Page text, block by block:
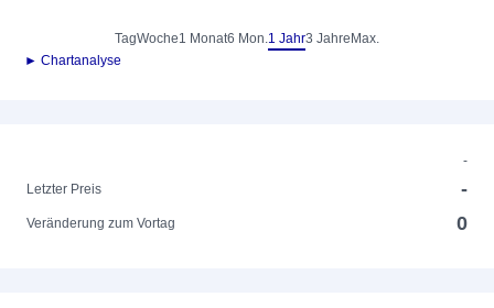
TagWoche1 Monat6 Mon.1 Jahr3 Jahre Max.
► Chartanalyse
-
Letzter Preis
-
Veränderung zum Vortag 0